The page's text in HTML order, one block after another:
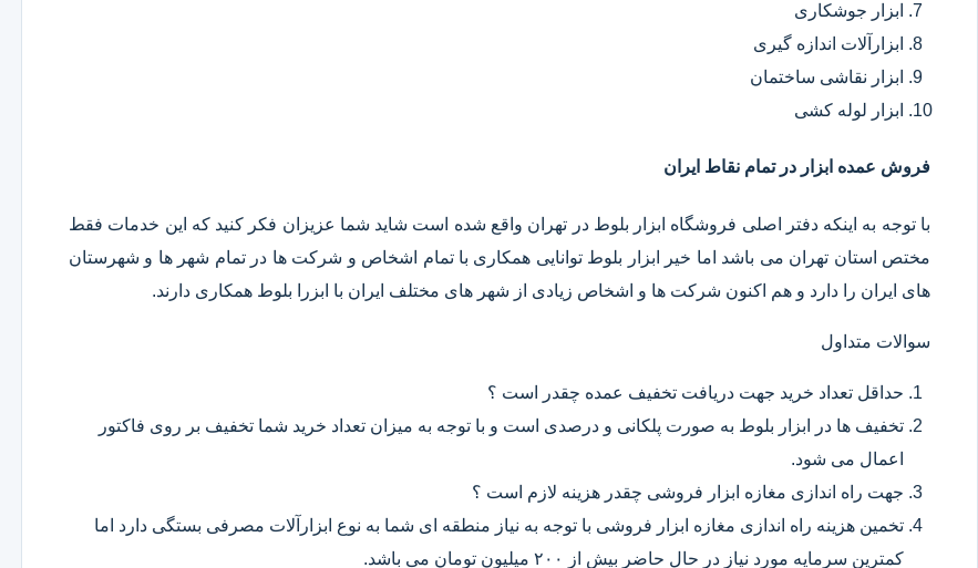
ابزار جوشکاری
ابزارآلات اندازه گیری
ابزار نقاشی ساختمان
ابزار لوله کشی
فروش عمده ابزار در تمام نقاط ایران
با توجه به اینکه دفتر اصلی فروشگاه ابزار بلوط در تهران واقع شده است شاید شما عزیزان فکر کنید که این خدمات فقط
مختص استان تهران می باشد اما خیر ابزار بلوط توانایی همکاری با تمام اشخاص و شرکت ها در تمام شهر ها و شهرستان
های ایران را دارد و هم اکنون شرکت ها و اشخاص زیادی از شهر های مختلف ایران با ابزرا بلوط همکاری دارند.
سوالات متداول
حداقل تعداد خرید جهت دریافت تخفیف عمده چقدر است ؟
تخفیف ها در ابزار بلوط به صورت پلکانی و درصدی است و با توجه به میزان تعداد خرید شما تخفیف بر روی فاکتور
اعمال می شود.
جهت راه اندازی مغازه ابزار فروشی چقدر هزینه لازم است ؟
تخمین هزینه راه اندازی مغازه ابزار فروشی با توجه به نیاز منطقه ای شما به نوع ابزارآلات مصرفی بستگی دارد اما
کمترین سرمایه مورد نیاز در حال حاضر بیش از ۲۰۰ میلیون تومان می باشد.